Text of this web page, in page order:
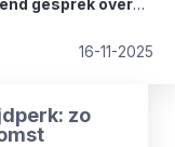
gesprek over
16-11-2025
zo